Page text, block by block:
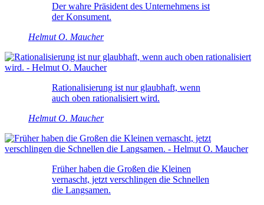
Der wahre Präsident des Unternehmens ist
der Konsument.
Helmut O. Maucher
Rationalisierung ist nur glaubhaft, wenn
auch oben rationalisiert wird.
Helmut O. Maucher
Früher haben die Großen die Kleinen
vernascht, jetzt verschlingen die Schnellen
die Langsamen.